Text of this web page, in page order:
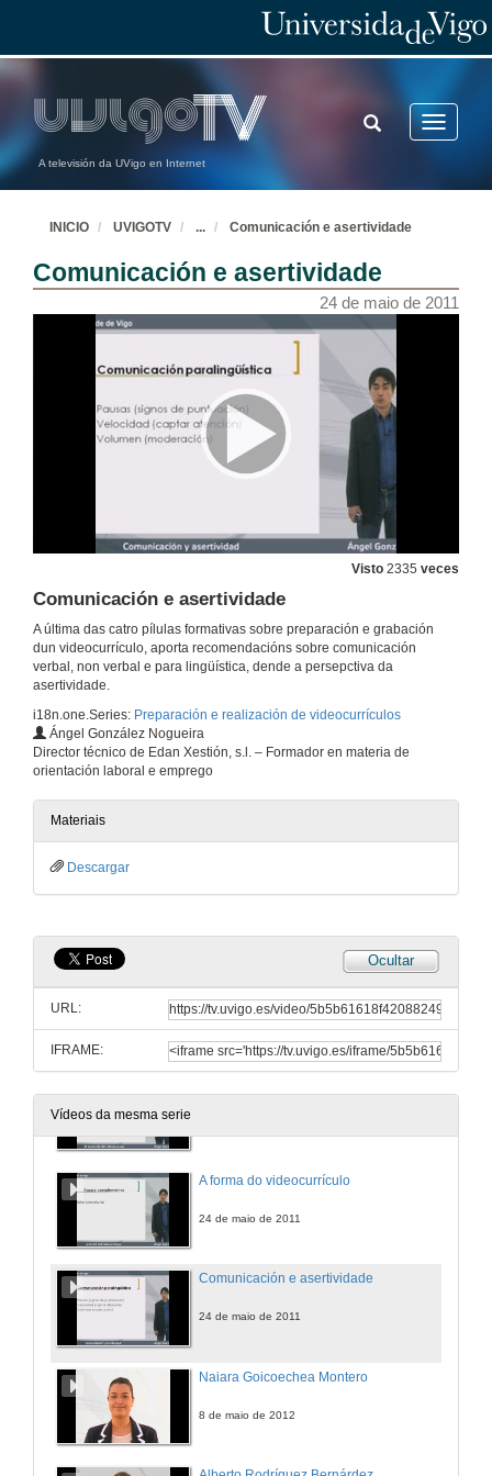
A televisión da UVigo en Internet
Toggle
TOGGLE
SEARCH
INICIO UVIGOTV ... Comunicación e asertividade
Comunicación e asertividade
24 de maio de 2011
Visto 2335 veces
Comunicación e asertividade
A última das catro pílulas formativas sobre preparación e grabación
dun videocurrículo, aporta recomendacións sobre comunicación
verbal, non verbal e para lingüística, dende a persepctiva da
asertividade.
i18n.one.Series: Preparación e realización de videocurrículos
Ángel González Nogueira
Director técnico de Edan Xestión, s.l. – Formador en materia de
orientación laboral e emprego
Materiais
Descargar
Ocultar
URL:
IFRAME:
Vídeos da mesma serie
24 de maio de 2011
A forma do videocurrículo
24 de maio de 2011
Comunicación e asertividade
24 de maio de 2011
Naiara Goicoechea Montero
8 de maio de 2012